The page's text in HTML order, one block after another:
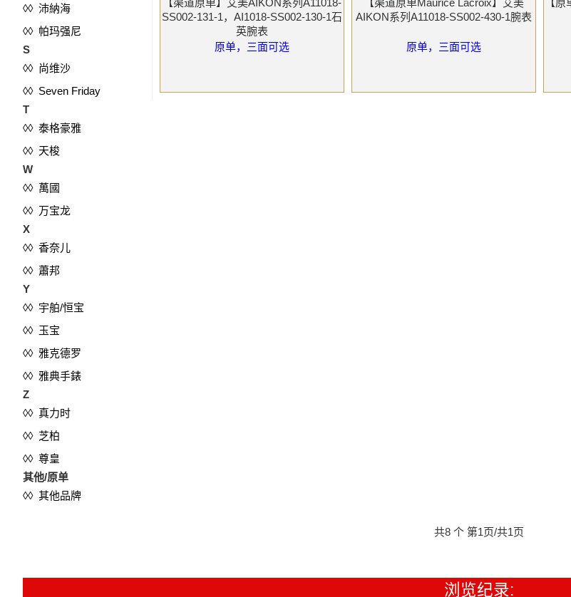
◊◊ 沛納海
◊◊ 帕玛强尼
S
◊◊ 尚维沙
◊◊ Seven Friday
T
◊◊ 泰格豪雅
◊◊ 天梭
W
◊◊ 萬國
◊◊ 万宝龙
X
◊◊ 香奈儿
◊◊ 蕭邦
Y
◊◊ 宇舶/恒宝
◊◊ 玉宝
◊◊ 雅克德罗
◊◊ 雅典手錶
Z
◊◊ 真力时
◊◊ 芝柏
◊◊ 尊皇
其他/原单
◊◊ 其他品牌
【渠道原单】艾美AIKON系列A11018-
SS002-131-1，AI1018-SS002-130-1石
英腕表
原单，三面可选
【渠道原单Maurice Lacroix】艾美
AIKON系列A11018-SS002-430-1腕表
原单，三面可选
【
共8 个 第1页/共1页
浏览纪录: